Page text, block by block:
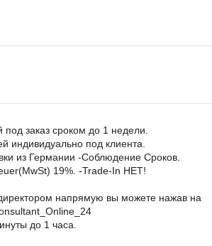
заказ сроком до 1 недели.
индивидуально под клиента.
из Германии -Соблюдение Сроков.
19%. -Trade-In НЕТ!
напрямую вы можете нажав на
до 1 часа.